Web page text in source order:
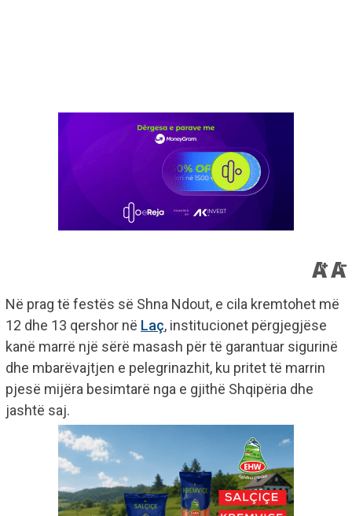
Në prag të festës së Shna Ndout, e cila kremtohet më
12 dhe 13 qershor në Laç, institucionet përgjegjëse
kanë marrë një sërë masash për të garantuar sigurinë
dhe mbarëvajtjen e pelegrinazhit, ku pritet të marrin
pjesë mijëra besimtarë nga e gjithë Shqipëria dhe
jashtë saj.